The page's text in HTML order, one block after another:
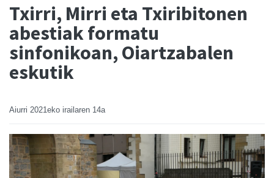
Txirri, Mirri eta Txiribitonen
abestiak formatu
sinfonikoan, Oiartzabalen
eskutik
Aiurri 2021eko irailaren 14a